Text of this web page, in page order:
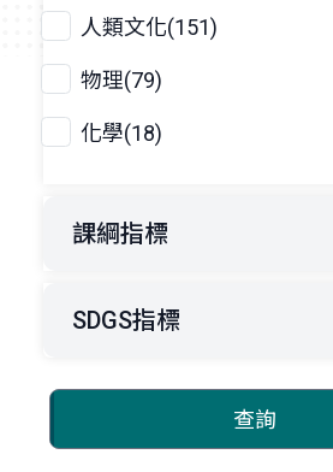
人類文化(151)
物理(79)
化學(18)
課綱指標
SDGS指標
查詢